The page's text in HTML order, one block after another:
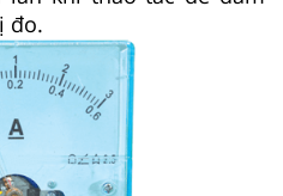
đo.